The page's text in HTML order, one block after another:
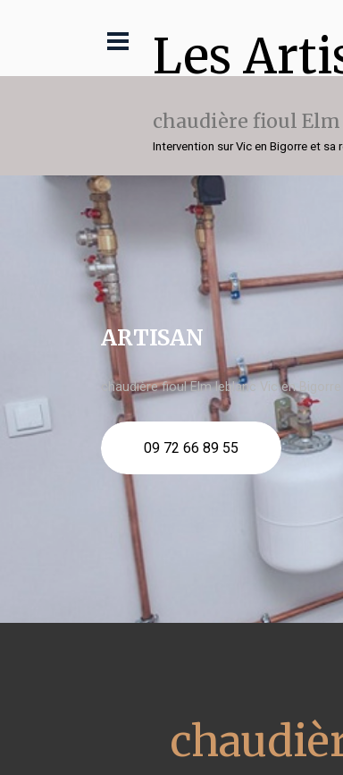
Les
chaudière fioul
Intervention sur Vic en Bigorre et sa
ARTISAN
chaudière fioul Elm leblanc Vic en Bigorre
09 72 66 89 55